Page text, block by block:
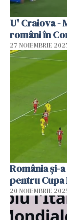
U' Craiova -
români în
27 NOIEMBRIE
România și-
pentru Cupa
20 NOIEMBRIE